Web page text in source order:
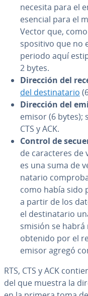
necesita para el
esencial para el
Vector que,
s­po­si­ti­vo que no
periodo aquí
2 bytes.
Dirección del
del de­s­ti­na­ta­rio
Dirección del
emisor (6 bytes);
CTS y ACK.
Control de
de ca­ra­c­te­res de
es una suma de
na­ta­rio
como había sido
a partir de los
el de­s­ti­na­ta­rio
s­mi­sión se
obtenido por el
emisor agregó
RTS, CTS y ACK
del que muestra la